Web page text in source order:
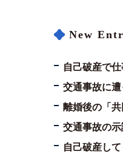
New
自己破産で
交通事故に遭
離婚後の「共
交通事故の示
自己破産し